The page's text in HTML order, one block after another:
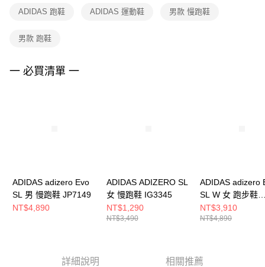
權轉讓予恩沛科技股份有限公司。
３．未成年的使用者請事先徵得法定代理人或監護人之同意方可使用
４．使用「AFTEE先享後付」時，將依據個別帳號之用戶狀況，依本公司即
ADIDAS 跑鞋 ADIDAS 運動鞋 男款 慢跑鞋
男款 跑鞋
一 必買清單 一
ADIDAS adizero Evo
SL 男 慢跑鞋 JP7149
NT$4,890
ADIDAS ADIZERO SL
女 慢跑鞋 IG3345
NT$1,290
NT$3,490
ADIDAS adizero
SL W 女 跑步鞋
KK1950
NT$3,910
NT$4,890
詳細說明 相關推薦